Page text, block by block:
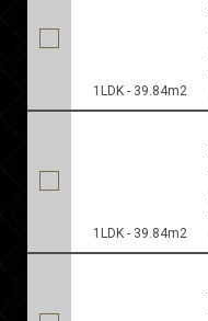
1LDK - 39.84m2
1LDK - 39.84m2